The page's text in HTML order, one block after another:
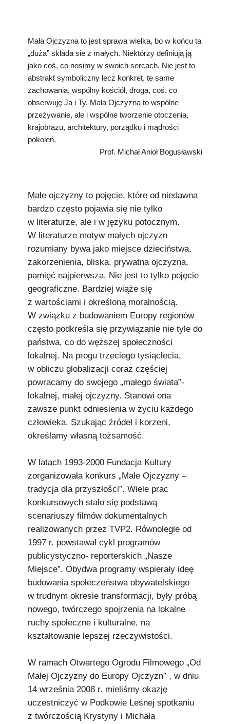
🔍
redakcja@podkowianskimagazyn.pl
Wszelkie prawa zastrzeżone
Mała Ojczyzna to jest sprawa wielka, bo w końcu ta
„duża” składa sie z małych. Niektórzy definiują ją
jako coś, co nosimy w swoich sercach. Nie jest to
abstrakt symboliczny lecz konkret, te same
zachowania, wspólny kościół, droga, coś, co
obserwuję Ja i Ty. Mała Ojczyzna to wspólne
przeżywanie, ale i wspólne tworzenie otoczenia,
krajobrazu, architektury, porządku i mądrości
pokoleń.
Prof. Michał Anioł Bogusławski
Małe ojczyzny to pojęcie, które od niedawna
bardzo często pojawia się nie tylko
w literaturze, ale i w języku potocznym.
W literaturze motyw małych ojczyzn
rozumiany bywa jako miejsce dzieciństwa,
zakorzenienia, bliska, prywatna ojczyzna,
pamięć najpierwsza. Nie jest to tylko pojęcie
geograficzne. Bardziej wiąże się
z wartościami i określoną moralnością.
W związku z budowaniem Europy regionów
często podkreśla się przywiązanie nie tyle do
państwa, co do węższej społeczności
lokalnej. Na progu trzeciego tysiąclecia,
w obliczu globalizacji coraz częściej
powracamy do swojego „małego świata”-
lokalnej, małej ojczyzny. Stanowi ona
zawsze punkt odniesienia w życiu każdego
człowieka. Szukając źródeł i korzeni,
określamy własną tożsamość.
W latach 1993-2000 Fundacja Kultury
zorganizowała konkurs „Małe Ojczyzny –
tradycja dla przyszłości”. Wiele prac
konkursowych stało się podstawą
scenariuszy filmów dokumentalnych
realizowanych przez TVP2. Równolegle od
1997 r. powstawał cykl programów
publicystyczno- reporterskich „Nasze
Miejsce”. Obydwa programy wspierały ideę
budowania społeczeństwa obywatelskiego
w trudnym okresie transformacji, były próbą
nowego, twórczego spojrzenia na lokalne
ruchy społeczne i kulturalne, na
kształtowanie lepszej rzeczywistości.
W ramach Otwartego Ogrodu Filmowego „Od
Małej Ojczyzny do Europy Ojczyzn” , w dniu
14 września 2008 r. mieliśmy okazję
uczestniczyć w Podkowie Leśnej spotkaniu
z twórczością Krystyny i Michała